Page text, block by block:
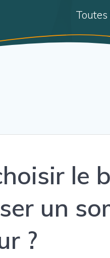
le
un
?